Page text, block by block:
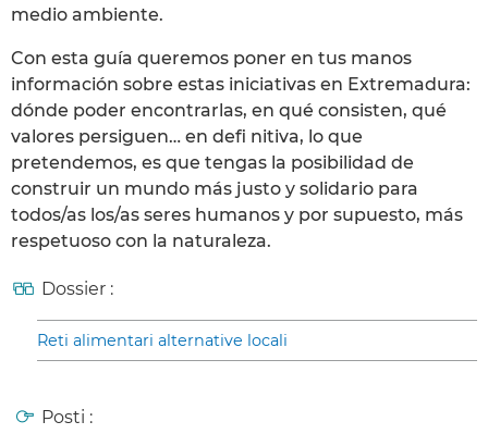
medio ambiente.
Con esta guía queremos poner en tus manos
información sobre estas iniciativas en Extremadura:
dónde poder encontrarlas, en qué consisten, qué
valores persiguen… en defi nitiva, lo que
pretendemos, es que tengas la posibilidad de
construir un mundo más justo y solidario para
todos/as los/as seres humanos y por supuesto, más
respetuoso con la naturaleza.
Dossier :
Reti alimentari alternative locali
Posti :